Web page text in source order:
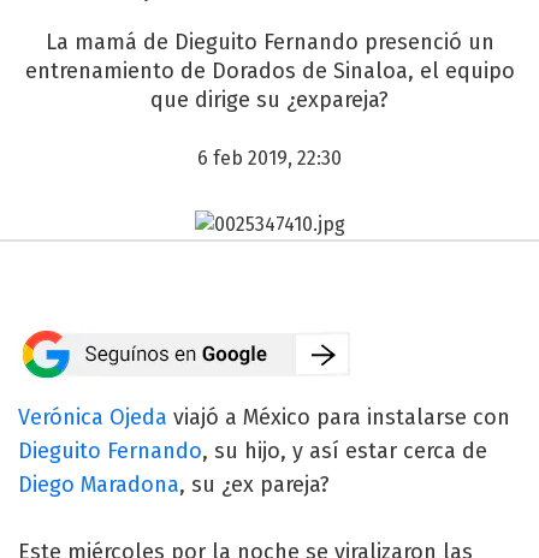
La mamá de Dieguito Fernando presenció un
entrenamiento de Dorados de Sinaloa, el equipo
que dirige su ¿expareja?
6 feb 2019, 22:30
Verónica Ojeda viajó a México para instalarse con
Dieguito Fernando, su hijo, y así estar cerca de
Diego Maradona, su ¿ex pareja?
Este miércoles por la noche se viralizaron las